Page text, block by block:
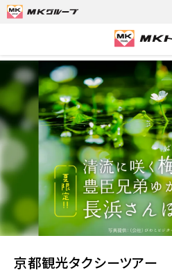
京都観光タクシ
京都観光タクシーツアー